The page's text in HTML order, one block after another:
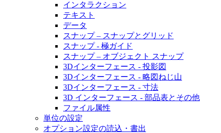
インタラクション
テキスト
データ
スナップ – スナップとグリッド
スナップ - 極ガイド
スナップ – オブジェクト スナップ
3Dインターフェース - 投影図
3Dインターフェース - 略図ねじ山
3Dインターフェース - 寸法
3D インターフェース - 部品表とその他
ファイル属性
単位の設定
オプション設定の読込・書出